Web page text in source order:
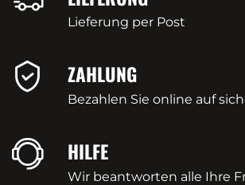
Lieferung per Post
ZAHLUNG
Bezahlen Sie online auf
HILFE
Wir beantworten alle Ihre